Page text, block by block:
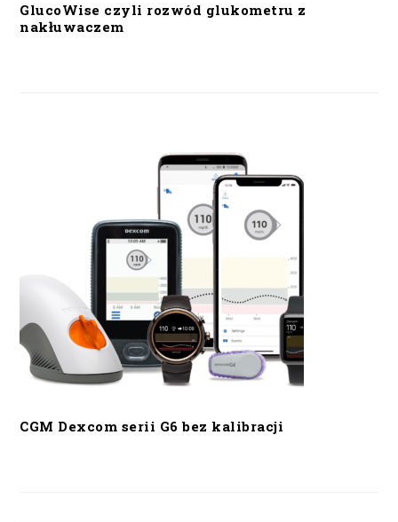
GlucoWise czyli rozwód glukometru z
nakłuwaczem
CGM Dexcom serii G6 bez kalibracji